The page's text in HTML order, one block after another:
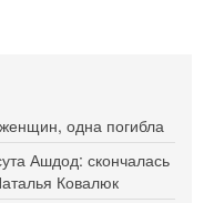
одна погибла
Ашдод: скончалась
Ковалюк